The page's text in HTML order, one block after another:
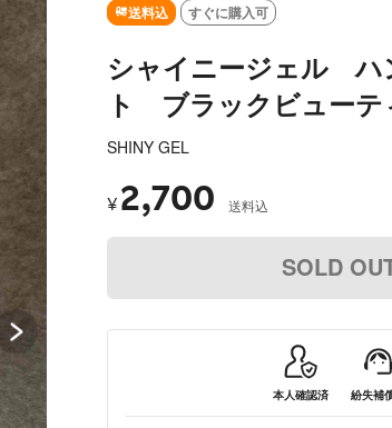
SOLD OUT
送料込 すぐに購入可
シャイニージェル ハ
ト ブラックビューテ
SHINY GEL
¥ 2,700 送料込
SOLD
本人確認済 紛失補